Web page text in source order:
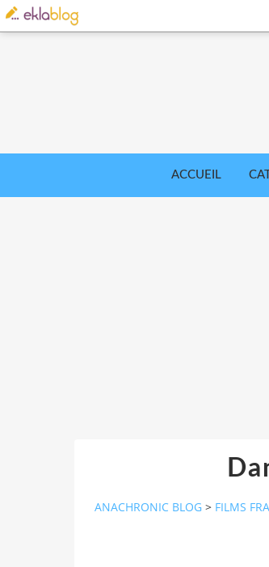
ACCUEIL
ANACHRONIC BLOG > FILMS